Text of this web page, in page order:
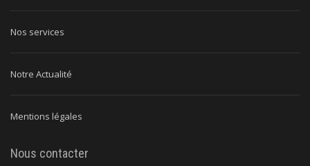
Nos services
Notre Actualité
Mentions légales
Nous contacter